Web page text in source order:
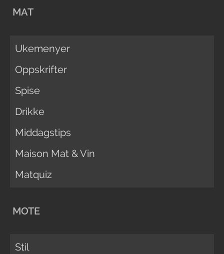
MAT
Ukemenyer
Oppskrifter
Spise
Drikke
Middagstips
Maison Mat & Vin
Matquiz
MOTE
Stil